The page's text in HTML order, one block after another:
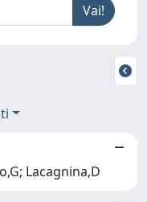
Lacagnina,D